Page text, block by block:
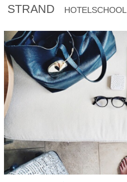
STRAND HOTELSCHOOL
read
more